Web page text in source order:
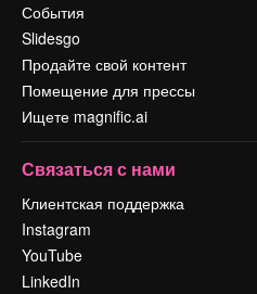
События
Slidesgo
Продайте свой контент
Помещение для прессы
Ищете magnific.ai
Связаться с нами
Клиентская поддержка
Instagram
YouTube
LinkedIn